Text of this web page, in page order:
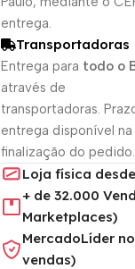
entrega.
Transportadoras
Entrega para todo o
através de
transportadoras.
entrega disponível na
finalização do pedido.
Loja física
+ de 32.000
Marketplaces)
MercadoLíder
vendas)